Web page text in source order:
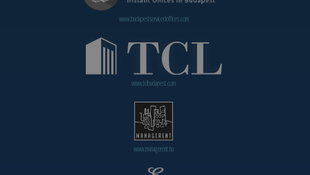
www.budapestservicedoffices.com
www.tclbudapest.com
www.managerent.hu